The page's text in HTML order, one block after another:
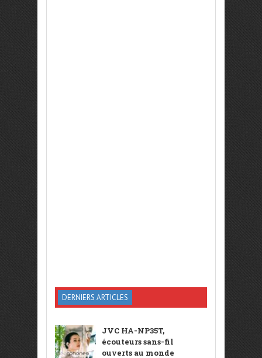
DERNIERS ARTICLES
JVC HA-NP35T,
écouteurs sans-fil
ouverts au monde